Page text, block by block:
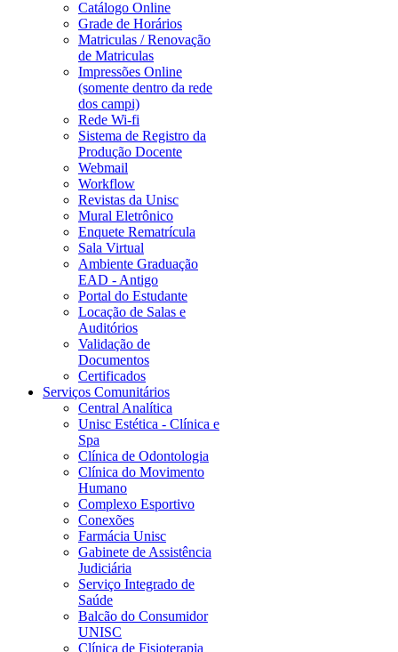
Catálogo Online
Grade de Horários
Matriculas / Renovação
de Matriculas
Impressões Online
(somente dentro da rede
dos campi)
Rede Wi-fi
Sistema de Registro da
Produção Docente
Webmail
Workflow
Revistas da Unisc
Mural Eletrônico
Enquete Rematrícula
Sala Virtual
Ambiente Graduação
EAD - Antigo
Portal do Estudante
Locação de Salas e
Auditórios
Validação de
Documentos
Certificados
Serviços Comunitários
Central Analítica
Unisc Estética - Clínica e
Spa
Clínica de Odontologia
Clínica do Movimento
Humano
Complexo Esportivo
Conexões
Farmácia Unisc
Gabinete de Assistência
Judiciária
Serviço Integrado de
Saúde
Balcão do Consumidor
UNISC
Clínica de Fisioterapia